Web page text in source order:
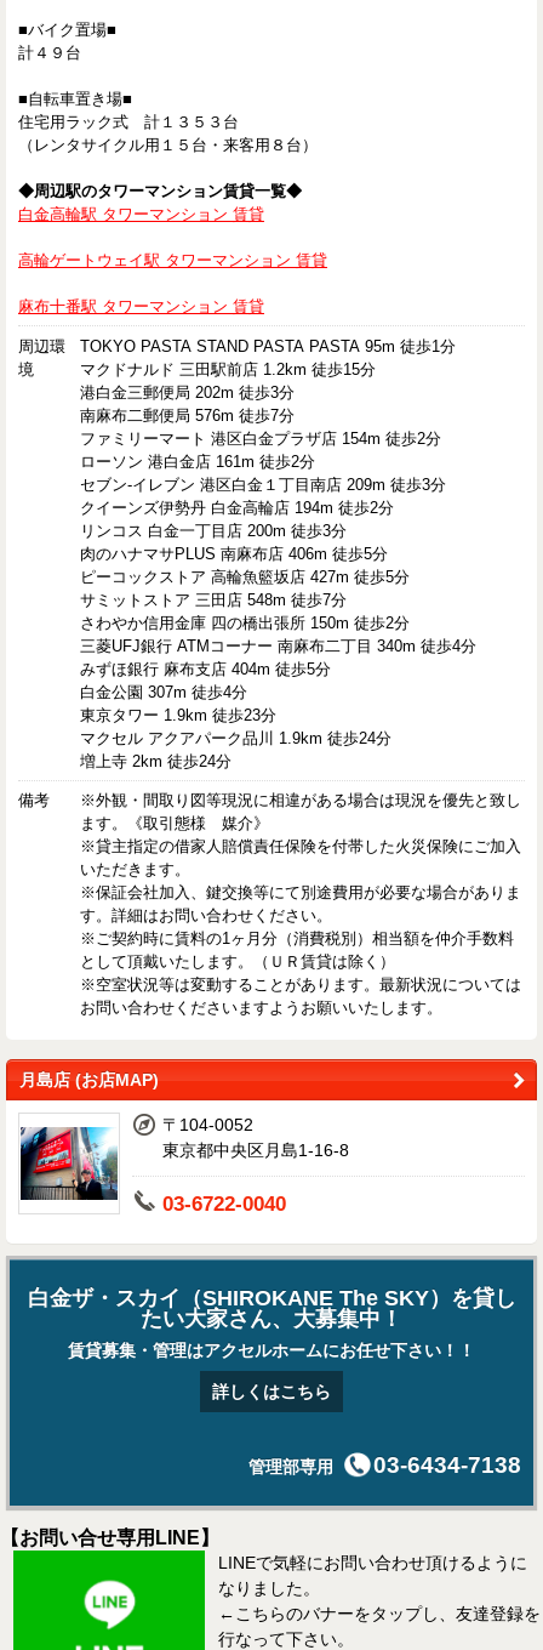
■バイク置場■
計４９台
■自転車置き場■
住宅用ラック式 計１３５３台
（レンタサイクル用１５台・来客用８台）
◆周辺駅のタワーマンション賃貸一覧◆
白金高輪駅 タワーマンション 賃貸
高輪ゲートウェイ駅 タワーマンション 賃貸
麻布十番駅 タワーマンション 賃貸
周辺環
境
TOKYO PASTA STAND PASTA PASTA 95m 徒歩1分
マクドナルド 三田駅前店 1.2km 徒歩15分
港白金三郵便局 202m 徒歩3分
南麻布二郵便局 576m 徒歩7分
ファミリーマート 港区白金プラザ店 154m 徒歩2分
ローソン 港白金店 161m 徒歩2分
セブン-イレブン 港区白金１丁目南店 209m 徒歩3分
クイーンズ伊勢丹 白金高輪店 194m 徒歩2分
リンコス 白金一丁目店 200m 徒歩3分
肉のハナマサPLUS 南麻布店 406m 徒歩5分
ピーコックストア 高輪魚籃坂店 427m 徒歩5分
サミットストア 三田店 548m 徒歩7分
さわやか信用金庫 四の橋出張所 150m 徒歩2分
三菱UFJ銀行 ATMコーナー 南麻布二丁目 340m 徒歩4分
みずほ銀行 麻布支店 404m 徒歩5分
白金公園 307m 徒歩4分
東京タワー 1.9km 徒歩23分
マクセル アクアパーク品川 1.9km 徒歩24分
増上寺 2km 徒歩24分
備考
※外観・間取り図等現況に相違がある場合は現況を優先と致し
ます。《取引態様 媒介》
※貸主指定の借家人賠償責任保険を付帯した火災保険にご加入
いただきます。
※保証会社加入、鍵交換等にて別途費用が必要な場合がありま
す。詳細はお問い合わせください。
※ご契約時に賃料の1ヶ月分（消費税別）相当額を仲介手数料
として頂戴いたします。（ＵＲ賃貸は除く）
※空室状況等は変動することがあります。最新状況については
お問い合わせくださいますようお願いいたします。
月島店 (お店MAP)
〒104-0052
東京都中央区月島1-16-8
03-6722-0040
白金ザ・スカイ（SHIROKANE The SKY）を貸し
たい大家さん、大募集中！
賃貸募集・管理はアクセルホームにお任せ下さい！！
詳しくはこちら
管理部専用 03-6434-7138
【お問い合せ専用LINE】
LINEで気軽にお問い合わせ頂けるように
なりました。
←こちらのバナーをタップし、友達登録を
行なって下さい。